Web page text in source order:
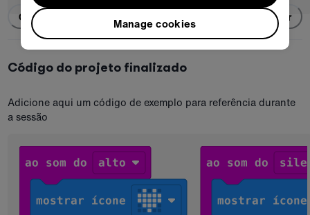
Copiar código completo Editar
Código do projeto finalizado
Adicione aqui um código de exemplo para referência durante
a sessão
Manage cookies